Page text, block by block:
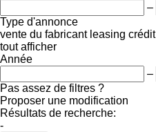
–
Type d'annonce
vente du fabricant leasing crédit
tout afficher
Année
–
Pas assez de filtres ?
Proposer une modification
Résultats de recherche:
-